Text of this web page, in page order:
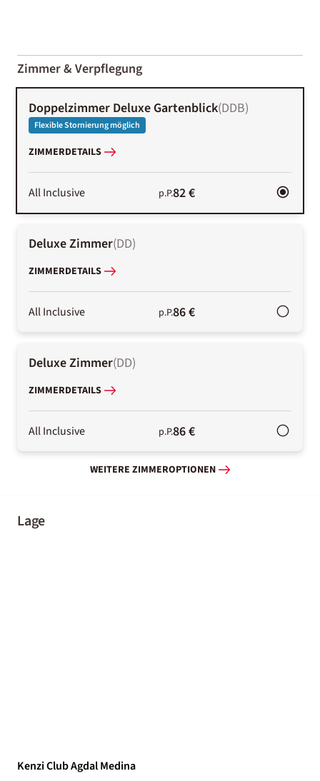
01-02
Zimmer & Verpflegung
Doppelzimmer Deluxe Gartenblick(DDB)
Flexible Stornierung möglich
ZIMMERDETAILS
All Inclusive p.P.82 €
Deluxe Zimmer(DD)
ZIMMERDETAILS
All Inclusive p.P.86 €
Deluxe Zimmer(DD)
ZIMMERDETAILS
All Inclusive p.P.86 €
WEITERE ZIMMEROPTIONEN
Lage
Kenzi Club Agdal Medina